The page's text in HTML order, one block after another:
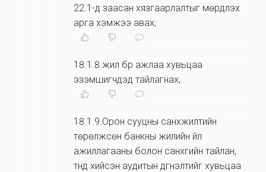
22.1-д заасан хязгаарлалтыг мөрдүүлэх
арга хэмжээ авах;
18.1.8.жил бүр ажлаа хувьцаа
эзэмшигчдэд тайлагнах;
18.1.9.Орон сууцны санхүүжилтийн
төрөлжсөн банкны жилийн үйл
ажиллагааны болон санхүүгийн тайлан,
түүнд хийсэн аудитын дүгнэлтийг хувьцаа